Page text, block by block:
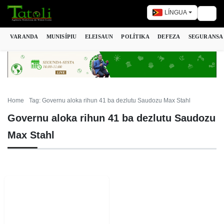
LÍNGUA
VARANDA MUNISÍPIU ELEISAUN POLÍTIKA DEFEZA SEGURANSA
Home Tag: Governu aloka rihun 41 ba dezlutu Saudozu Max Stahl
Governu aloka rihun 41 ba dezlutu Saudozu
Max Stahl